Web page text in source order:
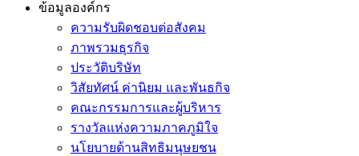
ข้อมูลองค์กร
ความรับผิดชอบต่อสังคม
ภาพรวมธุรกิจ
ประวัติบริษัท
วิสัยทัศน์ ค่านิยม และพันธกิจ
คณะกรรมการและผู้บริหาร
รางวัลแห่งความภาคภูมิใจ
นโยบายด้านสิทธิมนุษยชน